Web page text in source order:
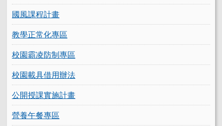
國風課程計畫
教學正常化專區
校園霸凌防制專區
校園載具借用辦法
公開授課實施計畫
營養午餐專區